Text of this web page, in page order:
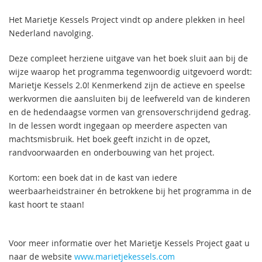
Het Marietje Kessels Project vindt op andere plekken in heel
Nederland navolging.
Deze compleet herziene uitgave van het boek sluit aan bij de
wijze waarop het programma tegenwoordig uitgevoerd wordt:
Marietje Kessels 2.0! Kenmerkend zijn de actieve en speelse
werkvormen die aansluiten bij de leefwereld van de kinderen
en de hedendaagse vormen van grensoverschrijdend gedrag.
In de lessen wordt ingegaan op meerdere aspecten van
machtsmisbruik. Het boek geeft inzicht in de opzet,
randvoorwaarden en onderbouwing van het project.
Kortom: een boek dat in de kast van iedere
weerbaarheidstrainer én betrokkene bij het programma in de
kast hoort te staan!
Voor meer informatie over het Marietje Kessels Project gaat u
naar de website www.marietjekessels.com